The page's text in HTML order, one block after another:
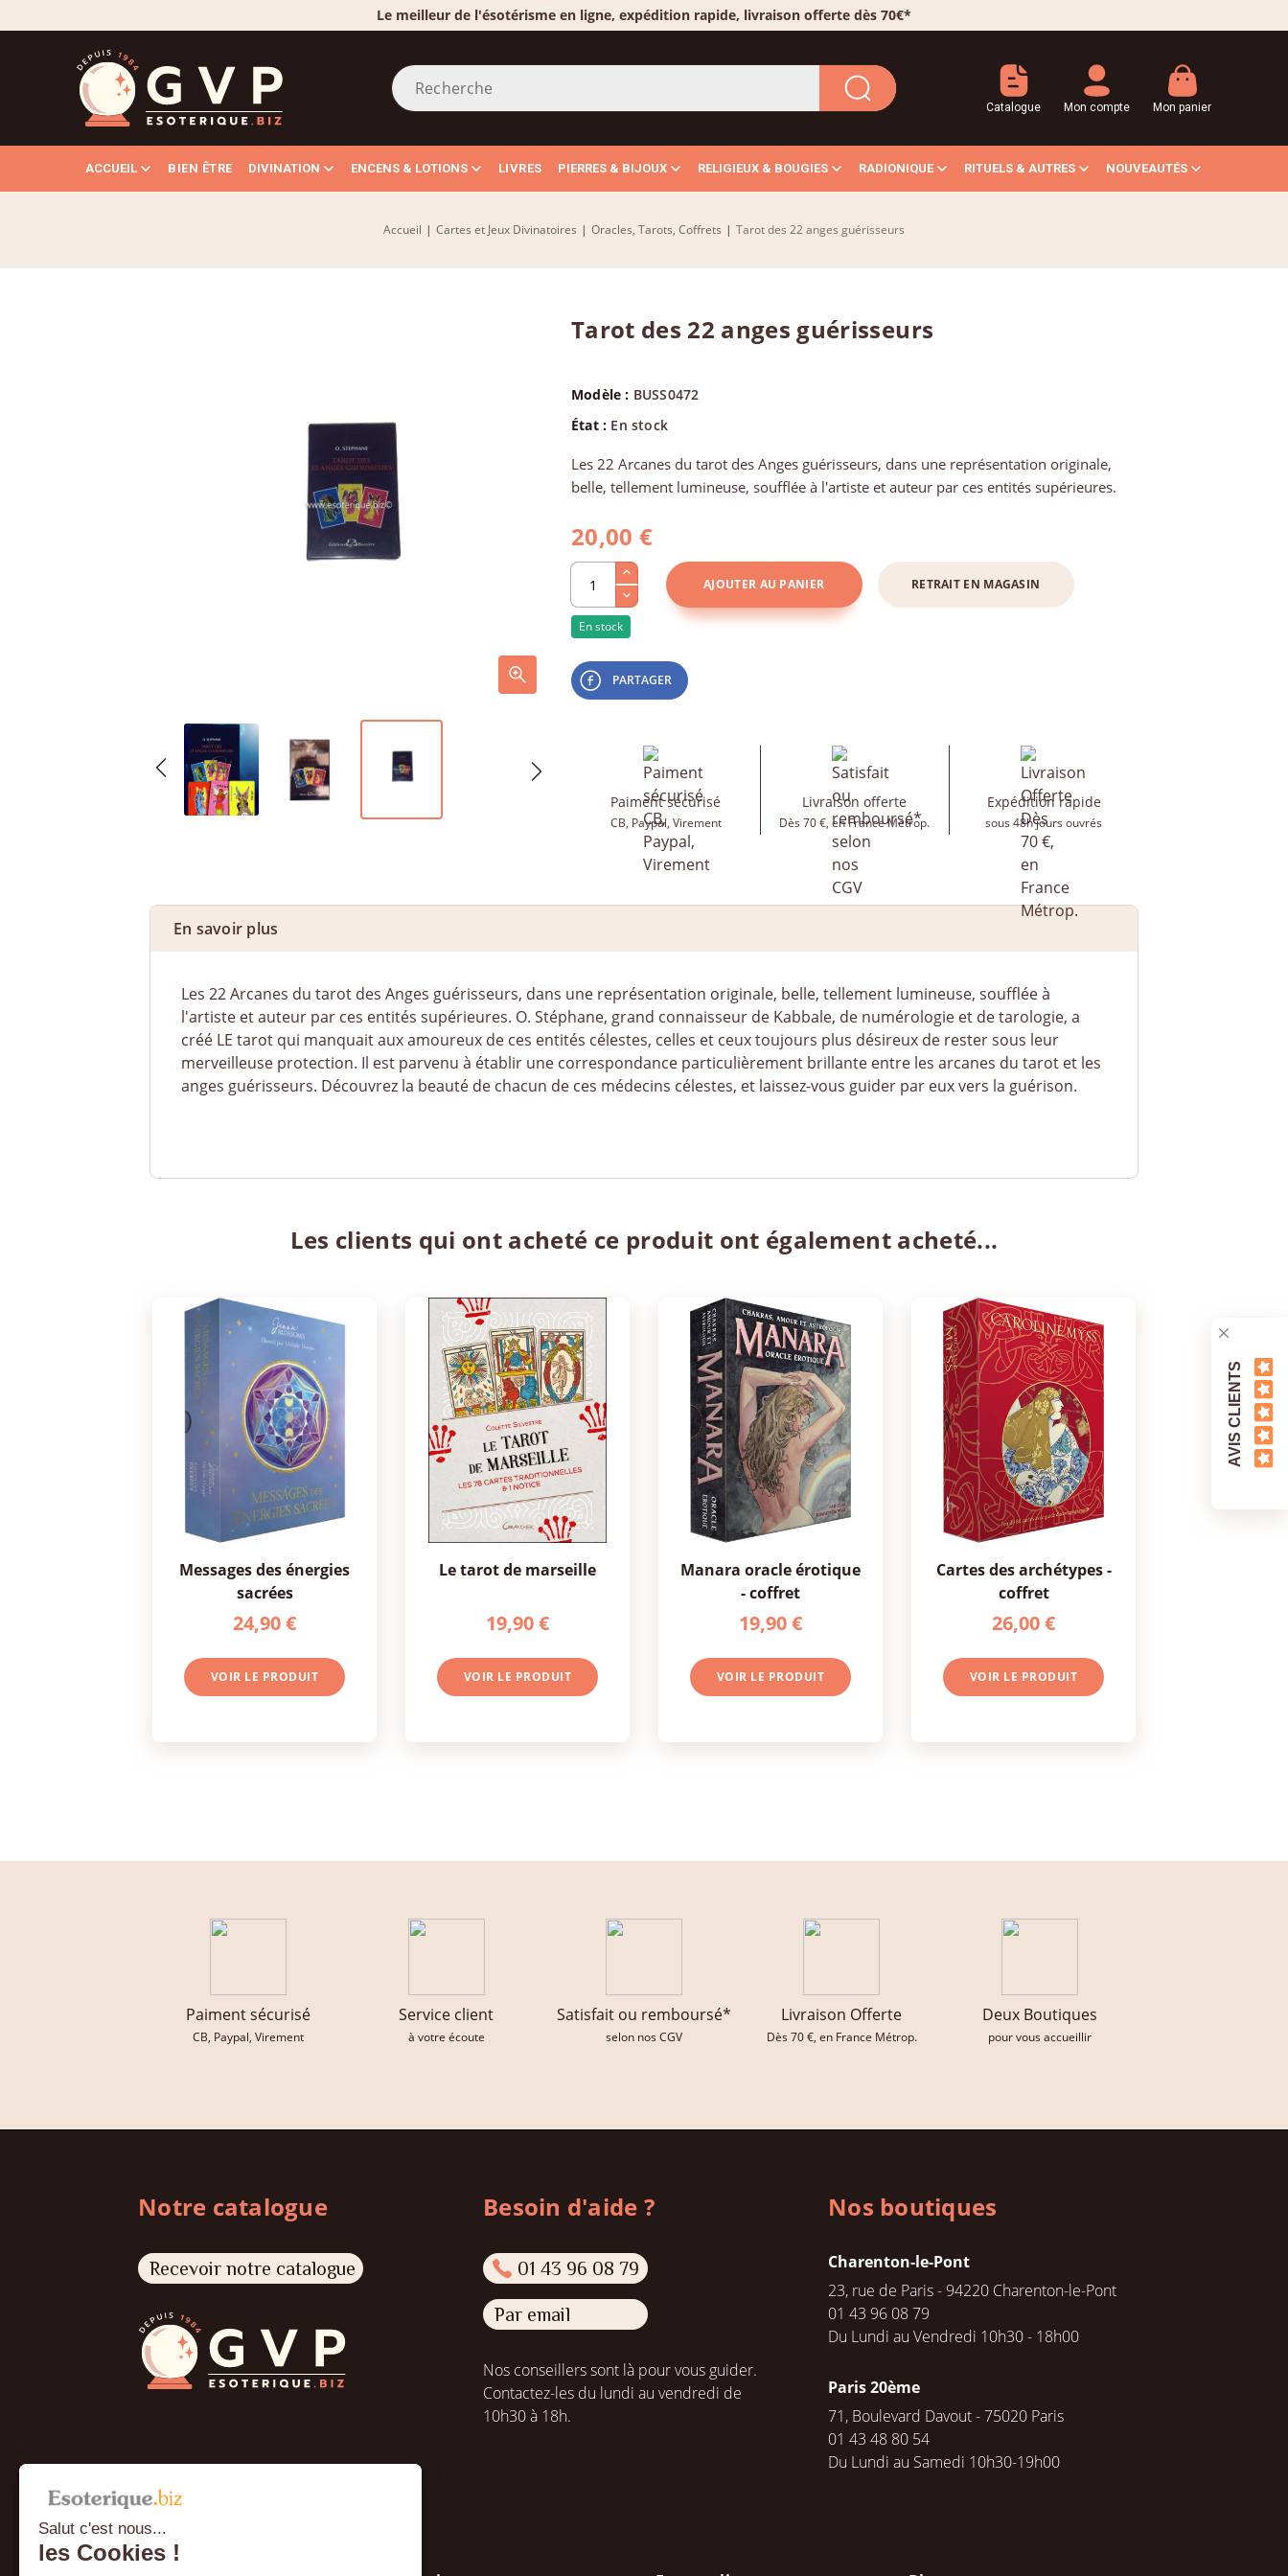
Salut c'est nous...
les Cookies !
Le meilleur de l'ésotérisme en ligne, expédition rapide, livraison offerte dès 70€*
Catalogue Mon compte Mon panier
ACCUEIL BIEN ÊTRE DIVINATION ENCENS & LOTIONS LIVRES PIERRES & BIJOUX RELIGIEUX & BOUGIES RADIONIQUE RITUELS & AUTRES NOUVEAUTÉS
Accueil | Cartes et Jeux Divinatoires | Oracles, Tarots, Coffrets | Tarot des 22 anges guérisseurs
Tarot des 22 anges guérisseurs
Modèle : BUSS0472
État : En stock
Les 22 Arcanes du tarot des Anges guérisseurs, dans une représentation originale,
belle, tellement lumineuse, soufflée à l'artiste et auteur par ces entités supérieures.
20,00 €
AJOUTER AU PANIER RETRAIT EN MAGASIN
En stock
PARTAGER
Paiment sécurisé
CB, Paypal, Virement
Livraison offerte
Dès 70 €, en France Métrop.
Expédition rapide
sous 48h jours ouvrés
En savoir plus
Les 22 Arcanes du tarot des Anges guérisseurs, dans une représentation originale, belle, tellement lumineuse, soufflée à
l'artiste et auteur par ces entités supérieures. O. Stéphane, grand connaisseur de Kabbale, de numérologie et de tarologie, a
créé LE tarot qui manquait aux amoureux de ces entités célestes, celles et ceux toujours plus désireux de rester sous leur
merveilleuse protection. Il est parvenu à établir une correspondance particulièrement brillante entre les arcanes du tarot et les
anges guérisseurs. Découvrez la beauté de chacun de ces médecins célestes, et laissez-vous guider par eux vers la guérison.
Les clients qui ont acheté ce produit ont également acheté...
messages des énergies
sacrées
24,90 €
VOIR LE PRODUIT
le tarot de marseille
19,90 €
VOIR LE PRODUIT
manara oracle érotique
- coffret
19,90 €
VOIR LE PRODUIT
cartes des archétypes -
coffret
26,00 €
VOIR LE PRODUIT
Paiment sécurisé
CB, Paypal, Virement
Service client
à votre écoute
Satisfait ou remboursé*
selon nos CGV
Livraison Offerte
Dès 70 €, en France Métrop.
Deux Boutiques
pour vous accueillir
Notre catalogue
Recevoir notre catalogue
Besoin d'aide ?
01 43 96 08 79
Par email
Nos conseillers sont là pour vous guider.
Contactez-les du lundi au vendredi de
10h30 à 18h.
AVIS CLIENTS
Nos boutiques
Charenton-le-Pont
23, rue de Paris - 94220 Charenton-le-Pont
01 43 96 08 79
Du Lundi au Vendredi 10h30 - 18h00
Paris 20ème
71, Boulevard Davout - 75020 Paris
01 43 48 80 54
Du Lundi au Samedi 10h30-19h00